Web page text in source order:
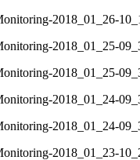
2018_01_26-
2018_01_25-
2018_01_25-
2018_01_24-
2018_01_24-
2018_01_23-